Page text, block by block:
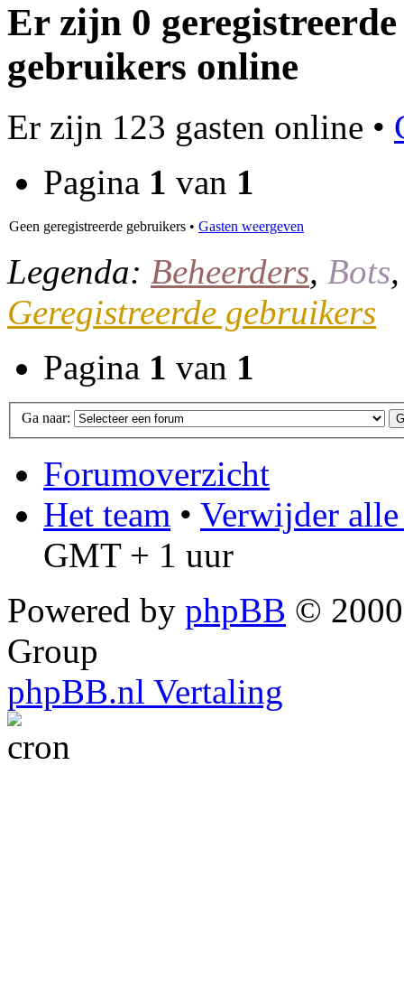
Er zijn 0
gebruikers online
Er zijn 123 gasten online •
Pagina 1 van 1
Geen geregistreerde gebruikers • Gasten weergeven
Legenda: Beheerders, Bots
Geregistreerde gebruikers
Pagina 1 van 1
Ga naar:
Forumoverzicht
Het team • Verwijder
GMT + 1 uur
Powered by phpBB ©
Group
phpBB.nl Vertaling